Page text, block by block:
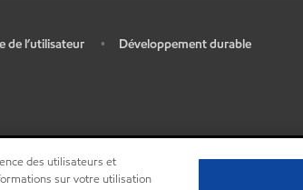
de l’utilisateur • Développement durable
des utilisateurs et
sur votre utilisation